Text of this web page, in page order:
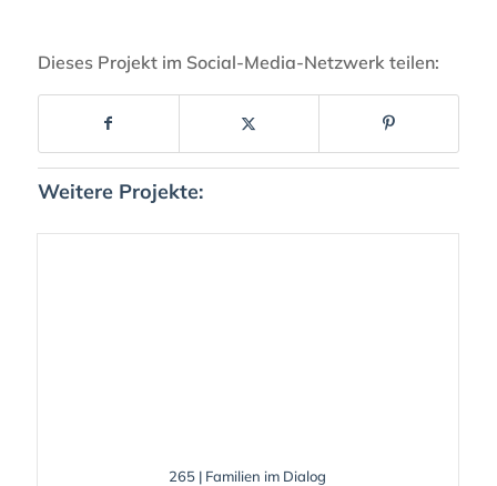
Dieses Projekt im Social-Media-Netzwerk teilen:
Weitere Projekte:
265 | Familien im Dialog